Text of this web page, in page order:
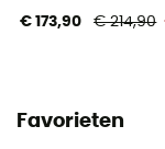
€ 173,90 € 214,90
Favorieten